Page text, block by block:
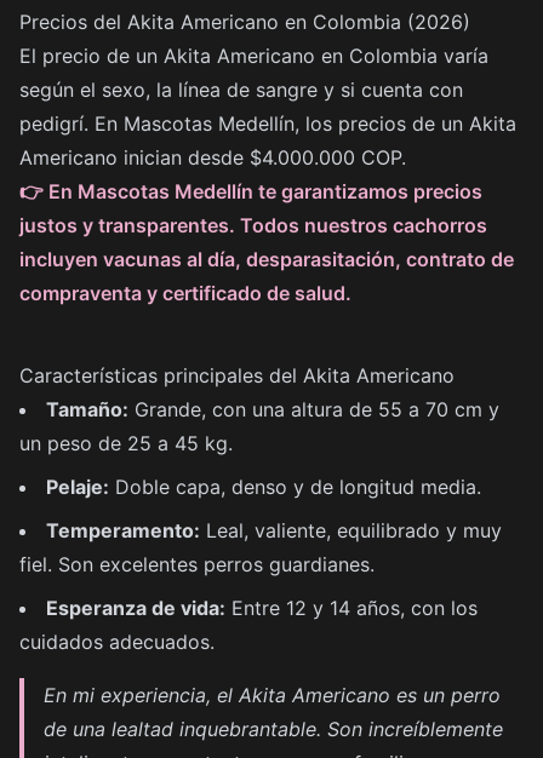
Precios del Akita Americano en Colombia (2026)
El precio de un Akita Americano en Colombia varía
según el sexo, la línea de sangre y si cuenta con
pedigrí. En Mascotas Medellín, los precios de un Akita
Americano inician desde $4.000.000 COP.
👉 En Mascotas Medellín te garantizamos precios
justos y transparentes. Todos nuestros cachorros
incluyen vacunas al día, desparasitación, contrato de
compraventa y certificado de salud.
Características principales del Akita Americano
Tamaño: Grande, con una altura de 55 a 70 cm y
un peso de 25 a 45 kg.
Pelaje: Doble capa, denso y de longitud media.
Temperamento: Leal, valiente, equilibrado y muy
fiel. Son excelentes perros guardianes.
Esperanza de vida: Entre 12 y 14 años, con los
cuidados adecuados.
En mi experiencia, el Akita Americano es un perro
de una lealtad inquebrantable. Son increíblemente